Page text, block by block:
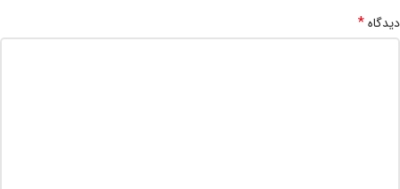
دیدگاه*